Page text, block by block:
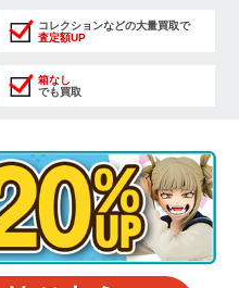
コレクションなどの大量買取で
査定額UP
箱なし
でも買取